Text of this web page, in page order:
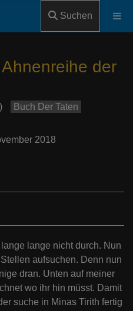
Suchen
der
Buch Der Taten
2018
lange nicht durch. Nun
aufsuchen. Denn nun
dran. Unten auf meiner
wo ihr hin müsst. Damit
suche in Minas Tirith fertig